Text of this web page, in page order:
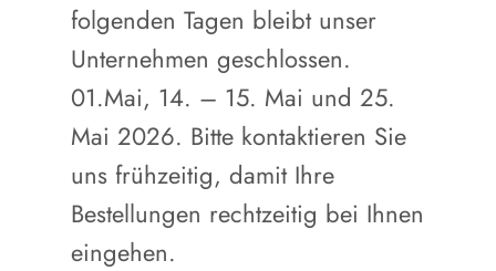
folgenden Tagen bleibt unser
Unternehmen geschlossen.
01.Mai, 14. – 15. Mai und 25.
Mai 2026. Bitte kontaktieren Sie
uns frühzeitig, damit Ihre
Bestellungen rechtzeitig bei Ihnen
eingehen.